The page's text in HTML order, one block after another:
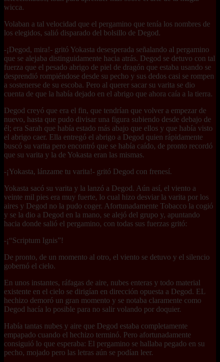
wicca.
Volaban a tal velocidad que el pergamino que tenía los nombres de
los elegidos, salió disparado del bolsillo de Degod.
-¡Degod, mira!- gritó Yokasta desesperada señalando al pergamino
que se alejaba distinguidamente hacia atrás. Degod se detuvo con tal
fuerza que el pesado abrigo de piel de dragón que estaba usando se
desprendió rompiéndose desde su pecho y sus dedos casi se rompen
a sostenerse de su escoba. Pero al querer sacar su varita se dio
cuenta de que la había dejado en el abrigo que ahora caía a la tierra.
Degod creyó que era el fin, que tendrían que volver a empezar de
nuevo, hasta que pudo divisar una figura subiendo desde debajo de
él; era Sarah que había estado más abajo que ellos y que había visto
el abrigo caer. Ella entregó el abrigo a Degod quien rápidamente
buscó su varita pero encontró que se había caído, de pronto recordó
que su varita y la de Yokasta eran las mismas.
-¡Yokasta, lánzame tu varita!- gritó Degod con frenesí.
Yokasta sacó su varita y la lanzó a Degod. Aún así, el viento a
veinte mil pies era muy fuerte, lo cual hizo desviar la varita por los
aires y Degod no la pudo coger. Afortunadamente Tobacco la cogió
y se la dio a Degod en la mano, se alejó del grupo y, apuntando
hacia donde salió el pergamino, con todas sus fuerzas gritó:
-¡“Scriptum Ignis”!
De pronto, de un momento al otro, el viento se detuvo y el silencio
gobernó el cielo.
En unos instantes, ráfagas de aire, nubes enteras y todo material
existente en el cielo se dirigían en dirección opuesta a Degod. EL
hechizo demoró un gran momento y se notaba claramente como
Degod hacía lo posible para no salir volando por doquier.
Había tantas nubes y aire que Degod estaba completamente
empapado cuando el hechizo terminó. Pero afortunadamente
consiguió lo que esperaba: El pergamino se hallaba pegado en su
pecho, mojado pero las letras aún se podían leer.